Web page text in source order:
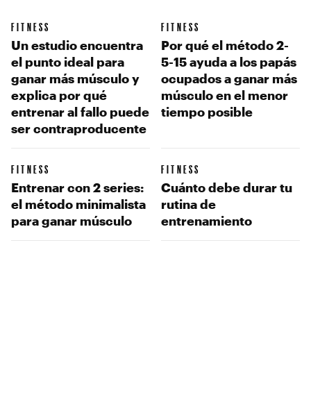
FITNESS
Un estudio encuentra
el punto ideal para
ganar más músculo y
explica por qué
entrenar al fallo puede
ser contraproducente
FITNESS
Por qué el método 2-
5-15 ayuda a los papás
ocupados a ganar más
músculo en el menor
tiempo posible
FITNESS
Entrenar con 2 series:
el método minimalista
para ganar músculo
FITNESS
Cuánto debe durar tu
rutina de
entrenamiento